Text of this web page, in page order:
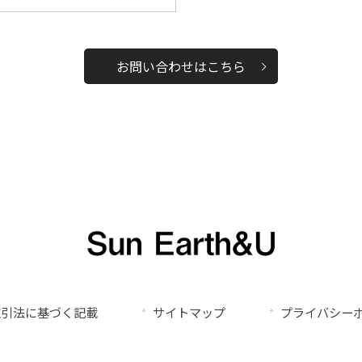
お問い合わせはこちら
法に基づく記載 サイトマップ プライバシー